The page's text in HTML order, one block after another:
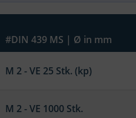
#DIN 439 MS | Ø in mm
M 2 - VE 25 Stk. (kp)
M 2 - VE 1000 Stk.